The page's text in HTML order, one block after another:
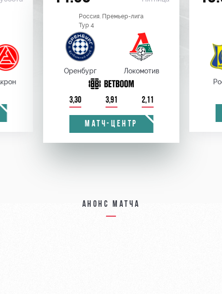
Россия. Премьер-лига
Тур 4
Оренбург Локомотив
3,30 3,91 2,11
МАТЧ-ЦЕНТР
Анонс матча